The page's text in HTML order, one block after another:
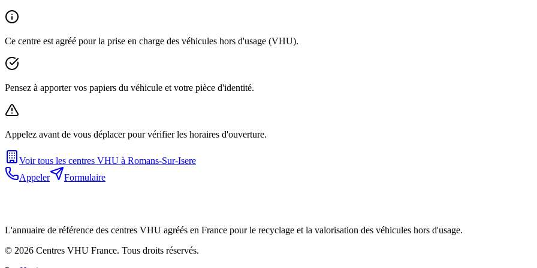
Ce centre est agréé pour la prise en charge des véhicules hors d'usage (VHU).
Pensez à apporter vos papiers du véhicule et votre pièce d'identité.
Appelez avant de vous déplacer pour vérifier les horaires d'ouverture.
Voir tous les centres VHU à Romans-Sur-Isere
Appeler
Formulaire
L'annuaire de référence des centres VHU agréés en France pour le recyclage et la valorisation des véhicules hors d'usage.
© 2026 Centres VHU France. Tous droits réservés.